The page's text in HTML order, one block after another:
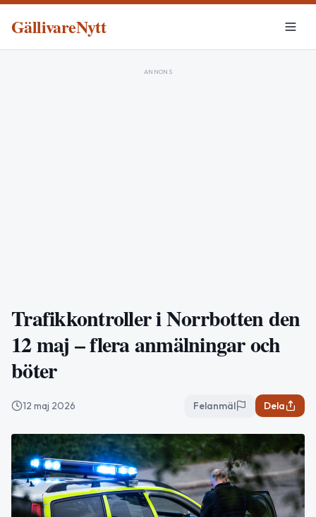
GällivareNytt
ANNONS
Trafikkontroller i Norrbotten den
12 maj – flera anmälningar och
böter
12 maj 2026 Felanmäl Dela